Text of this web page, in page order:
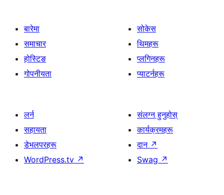
बारेमा
समाचार
होस्टिङ
गोपनीयता
सोकेस
थिमहरू
प्लगिनहरू
प्याटर्नहरू
लर्न
सहायता
डेभलपरहरू
WordPress.tv ↗
संलग्न हुनुहोस्
कार्यक्रमहरू
दान ↗
Swag ↗